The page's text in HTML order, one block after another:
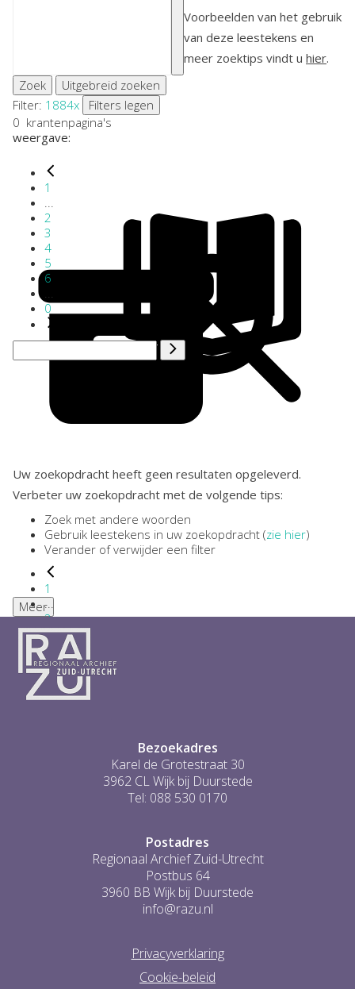
Voorbeelden van het gebruik
van deze leestekens en
meer zoektips vindt u hier.
Zoek
Uitgebreid zoeken
Filter: 1884x
Filters legen
0 krantenpagina's
weergave:
1
...
2
3
4
5
6
...
0
Uw zoekopdracht heeft geen resultaten opgeleverd.
Verbeter uw zoekopdracht met de volgende tips:
Zoek met andere woorden
Gebruik leestekens in uw zoekopdracht (zie hier)
Verander of verwijder een filter
1
...
2
3
4
5
6
...
Meer
Bezoekadres
Karel de Grotestraat 30
3962 CL Wijk bij Duurstede
Tel: 088 530 0170
Postadres
Regionaal Archief Zuid-Utrecht
Postbus 64
3960 BB Wijk bij Duurstede
info@razu.nl
Privacyverklaring
Cookie-beleid